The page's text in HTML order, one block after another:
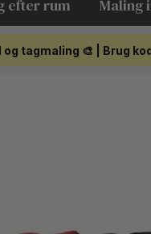
efter rum Maling
tagmaling 🎨 | Brug